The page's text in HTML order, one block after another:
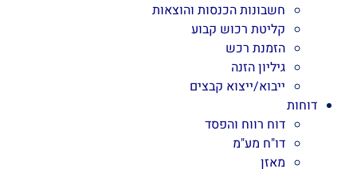
חשבונות הכנסות והוצאות
קליטת רכוש קבוע
הזמנת רכש
גיליון הזנה
ייבוא/ייצוא קבצים
דוחות
דוח רווח והפסד
דו"ח מע"מ
מאזן